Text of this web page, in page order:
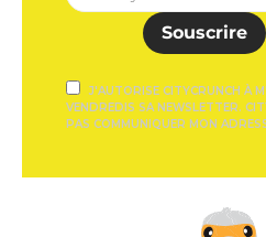
Souscrire
J'AUTORISE CITYCRUNCH À
VENDREDIS SA NEWSLETTER.
PAS COMMUNIQUER MON